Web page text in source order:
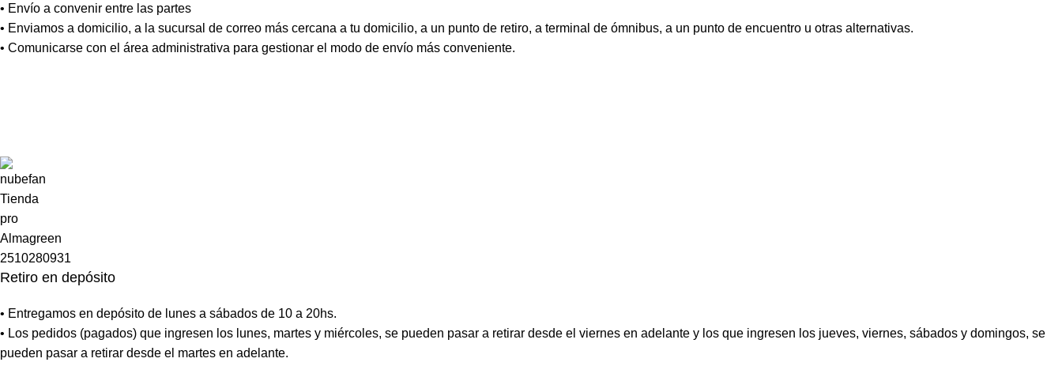
• Envío a convenir entre las partes
• Enviamos a domicilio, a la sucursal de correo más cercana a tu domicilio, a un punto de retiro, a terminal de ómnibus, a un punto de encuentro u otras alternativas.
• Comunicarse con el área administrativa para gestionar el modo de envío más conveniente.
Retiro en depósito
• Entregamos en depósito de lunes a sábados de 10 a 20hs.
• Los pedidos (pagados) que ingresen los lunes, martes y miércoles, se pueden pasar a retirar desde el viernes en adelante y los que ingresen los jueves, viernes, sábados y domingos, se
pueden pasar a retirar desde el martes en adelante.